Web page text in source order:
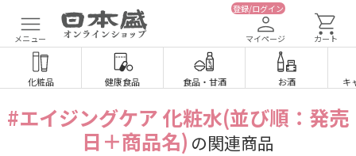
メニュー
登録/ログイン
マイページ カート
化粧品 健康食品 食品・ 甘酒 お酒 キ
#エイジングケア 化粧水(並び順：発売
日＋商品名) の関連商品